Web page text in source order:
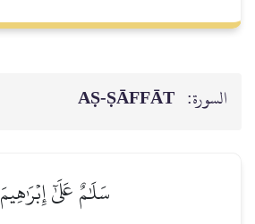
السورة: AṢ-ṢĀFFĀT
سَلَٰمٌ عَلَىٰٓ إِبۡرَٰهِيمَ